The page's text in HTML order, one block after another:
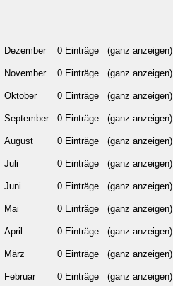
Dezember 0 Einträge (ganz anzeigen)
November 0 Einträge (ganz anzeigen)
Oktober 0 Einträge (ganz anzeigen)
September 0 Einträge (ganz anzeigen)
August 0 Einträge (ganz anzeigen)
Juli 0 Einträge (ganz anzeigen)
Juni 0 Einträge (ganz anzeigen)
Mai 0 Einträge (ganz anzeigen)
April 0 Einträge (ganz anzeigen)
März 0 Einträge (ganz anzeigen)
Februar 0 Einträge (ganz anzeigen)